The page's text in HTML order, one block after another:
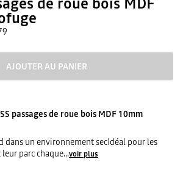
AJOUTER AU PANIER
passages de roue bois MDF 10mm
un environnement secIdéal pour les
parc chaque...voir plus